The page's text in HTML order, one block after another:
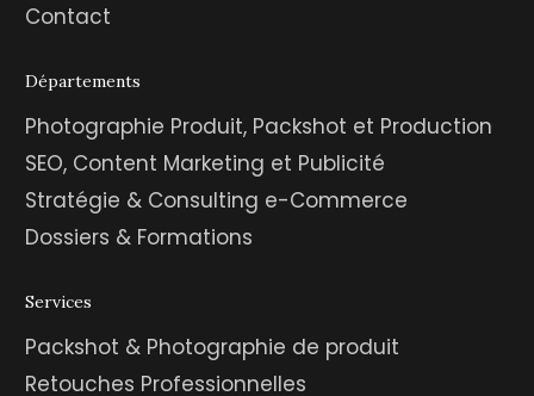
Contact
Départements
Photographie Produit, Packshot et Production
SEO, Content Marketing et Publicité
Stratégie & Consulting e-Commerce
Dossiers & Formations
Services
Packshot & Photographie de produit
Retouches Professionnelles